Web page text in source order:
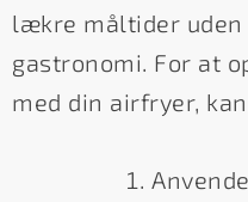
lækre måltider uden
gastronomi. For at
med din airfryer,